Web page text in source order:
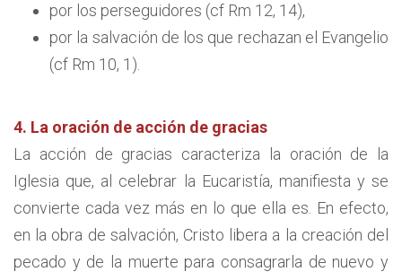
por los perseguidores (cf Rm 12, 14),
por la salvación de los que rechazan el Evangelio
(cf Rm 10, 1).
4. La oración de acción de gracias
La acción de gracias caracteriza la oración de la
Iglesia que, al celebrar la Eucaristía, manifiesta y se
convierte cada vez más en lo que ella es. En efecto,
en la obra de salvación, Cristo libera a la creación del
pecado y de la muerte para consagrarla de nuevo y